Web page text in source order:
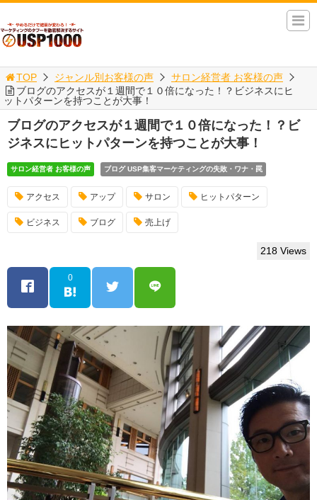
TOP ジャンル別お客様の声
サロン経営者 お客様の声
ブログのアクセスが１週間で１０倍になった！？ビジネスにヒ
ットパターンを持つことが大事！
ブログのアクセスが１週間で１０倍になった！？ビ
ジネスにヒットパターンを持つことが大事！
サロン経営者 お客様の声 ブログ USP集客マーケティングの失敗・ワナ・罠
アクセス アップ サロン ヒットパターン
ビジネス ブログ 売上げ
218 Views
0